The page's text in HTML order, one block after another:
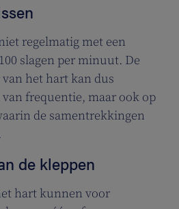
regelmatig met een
slagen per minuut. De
het hart kan dus
frequentie, maar ook op
de samentrekkingen
de kleppen
hart kunnen voor